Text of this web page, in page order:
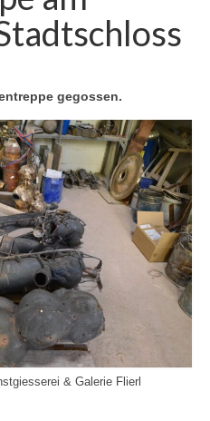
gegossen.
& Galerie Flierl